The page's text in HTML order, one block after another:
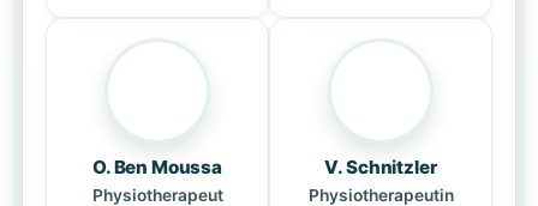
O. Ben Moussa
Physiotherapeut
V. Schnitzler
Physiotherapeutin